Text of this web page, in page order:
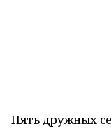
Пять дружных